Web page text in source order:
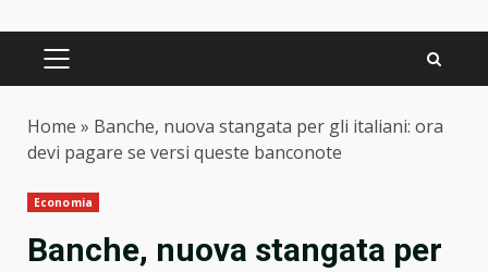
PRIMARY
Home » Banche, nuova stangata per gli italiani: ora
devi pagare se versi queste banconote
Economia
Banche, nuova stangata per